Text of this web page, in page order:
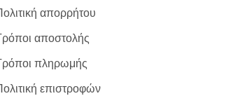
απορρήτου
αποστολής
πληρωμής
επιστροφών